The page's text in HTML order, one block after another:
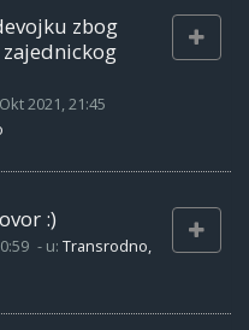
zbog
2021, 21:45
:)
- u: Transrodno,